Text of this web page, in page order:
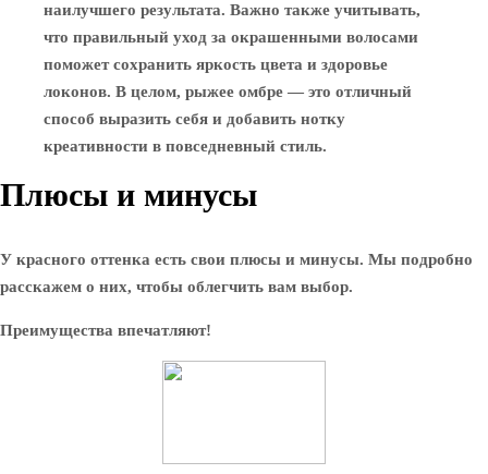
наилучшего результата. Важно также учитывать,
что правильный уход за окрашенными волосами
поможет сохранить яркость цвета и здоровье
локонов. В целом, рыжее омбре — это отличный
способ выразить себя и добавить нотку
креативности в повседневный стиль.
Плюсы и минусы
У красного оттенка есть свои плюсы и минусы. Мы подробно
расскажем о них, чтобы облегчить вам выбор.
Преимущества впечатляют!